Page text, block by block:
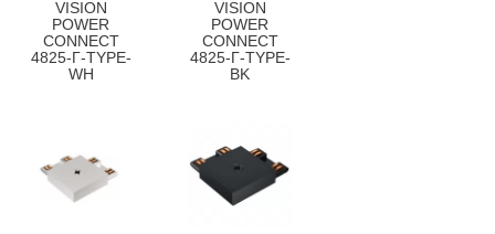
VISION
POWER
CONNECT
4825-Г-TYPE-
WH
VISION
POWER
CONNECT
4825-Г-TYPE-
BK